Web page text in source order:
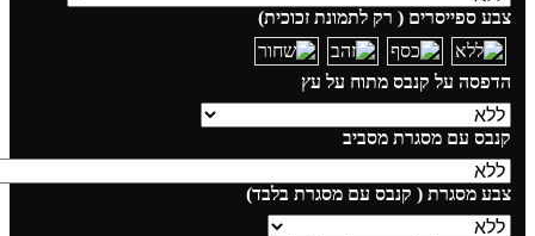
צבע ספייסרים ( רק לתמונת זכוכית)
הדפסה על קנבס מתוח על עץ
קנבס עם מסגרת מסביב
צבע מסגרת ( קנבס עם מסגרת בלבד)